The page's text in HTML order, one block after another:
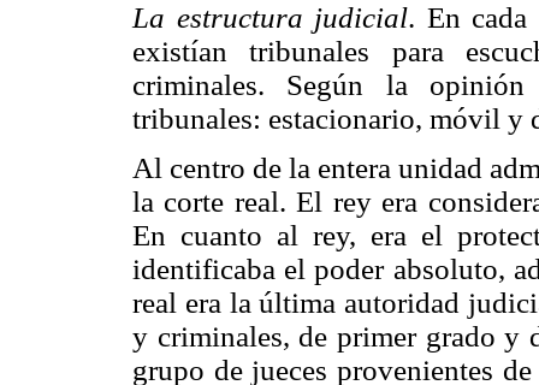
La estructura judicial. En cada
existían tribunales para
criminales. Según la
tribunales: estacionario, móvil y
Al centro de la entera unidad
la corte real. El rey era
En cuanto al rey, era el
identificaba el poder absoluto,
real era la última autoridad
y criminales, de primer grado y
grupo de jueces provenientes